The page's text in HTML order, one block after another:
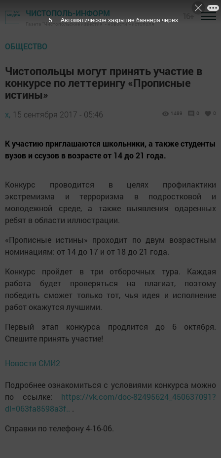
ЧИСТОПОЛЬ-ИНФОРМ
Газета "Чистопольские известия" - новости Чистополя
ОБЩЕСТВО
Чистопольцы могут принять участие в
конкурсе по леттерингу «Прописные
истины»
х, 15 сентября 2017 - 05:46 1489 0 0
К участию приглашаются школьники, а также студенты
вузов и ссузов в возрасте от 14 до 21 года.
Конкурс проводится в целях профилактики
экстремизма и терроризма в подростковой и
молодежной среде, а также выявления одаренных
ребят в области иллюстрации.
«Прописные истины» проходит по двум возрастным
номинациям: от 14 до 17 и от 18 до 21 года.
Конкурс пройдет в три отборочных тура. Каждая
работа будет проверяться на плагиат, поэтому
победить сможет только тот, чья идея и исполнение
работ окажутся лучшими.
Первый этап конкурса продлится до 6 октября.
Спешите принять участие!
Новости СМИ2
Подробнее ознакомиться с условиями конкурса можно
по ссылке: https://vk.com/doc-82495624_450637091?
dl=063fa8598a3f.. .
Справки по телефону 4-16-06.
4 Автоматическое закрытие баннера через